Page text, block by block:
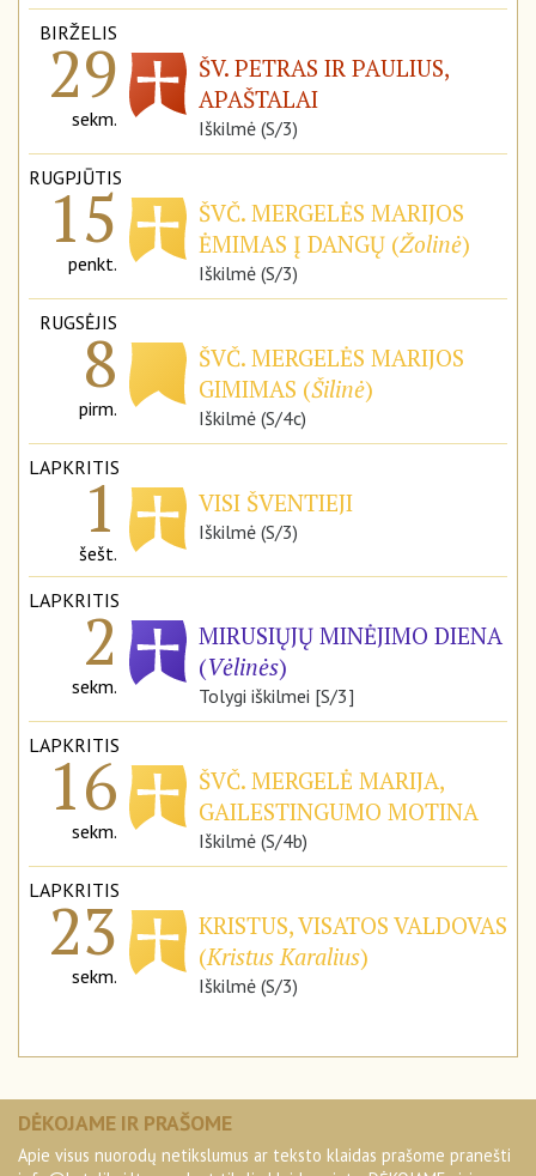
BIRŽELIS
29
sekm.
ŠV. PETRAS IR PAULIUS,
APAŠTALAI
Iškilmė (S/3)
RUGPJŪTIS
15
penkt.
ŠVČ. MERGELĖS MARIJOS
ĖMIMAS Į DANGŲ (Žolinė)
Iškilmė (S/3)
RUGSĖJIS
8
pirm.
ŠVČ. MERGELĖS MARIJOS
GIMIMAS (Šilinė)
Iškilmė (S/4c)
LAPKRITIS
1
šešt.
VISI ŠVENTIEJI
Iškilmė (S/3)
LAPKRITIS
2
sekm.
MIRUSIŲJŲ MINĖJIMO DIENA
(Vėlinės)
Tolygi iškilmei [S/3]
LAPKRITIS
16
sekm.
ŠVČ. MERGELĖ MARIJA,
GAILESTINGUMO MOTINA
Iškilmė (S/4b)
LAPKRITIS
23
sekm.
KRISTUS, VISATOS VALDOVAS
(Kristus Karalius)
Iškilmė (S/3)
DĖKOJAME IR PRAŠOME
Apie visus nuorodų netikslumus ar teksto klaidas prašome pranešti